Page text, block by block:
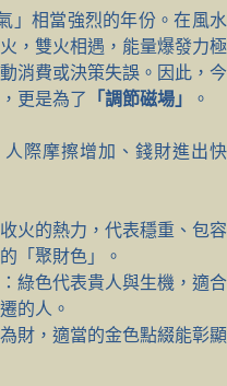
」相當強烈的年份。在風水
，雙火相遇，能量爆發力極
消費或決策失誤。因此，今
更是為了
「調節磁場」 。
人際摩擦增加、錢財進出快
收火的熱力，代表穩重、包容
「聚財色」。
：綠色代表貴人與生機，適合
的人。
為財，適當的金色點綴能彰顯